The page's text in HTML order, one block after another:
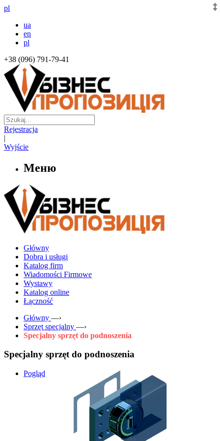
pl
ua
en
pl
+38 (096) 791-79-41
Rejestracja
|
Wyjście
Меню
Główny
Dobra i usługi
Katalog firm
Wiadomości Firmowe
Wystawy
Katalog online
Łączność
Główny —›
Sprzęt specjalny —›
Specjalny sprzęt do podnoszenia
Specjalny sprzęt do podnoszenia
Pogląd